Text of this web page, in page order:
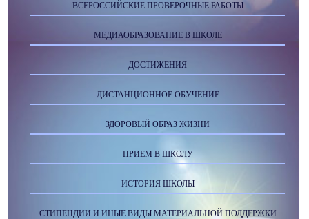
ВСЕРОССИЙСКИЕ ПРОВЕРОЧНЫЕ РАБОТЫ
МЕДИАОБРАЗОВАНИЕ В ШКОЛЕ
ДОСТИЖЕНИЯ
ДИСТАНЦИОННОЕ ОБУЧЕНИЕ
ЗДОРОВЫЙ ОБРАЗ ЖИЗНИ
ПРИЕМ В ШКОЛУ
ИСТОРИЯ ШКОЛЫ
СТИПЕНДИИ И ИНЫЕ ВИДЫ МАТЕРИАЛЬНОЙ ПОДДЕРЖКИ